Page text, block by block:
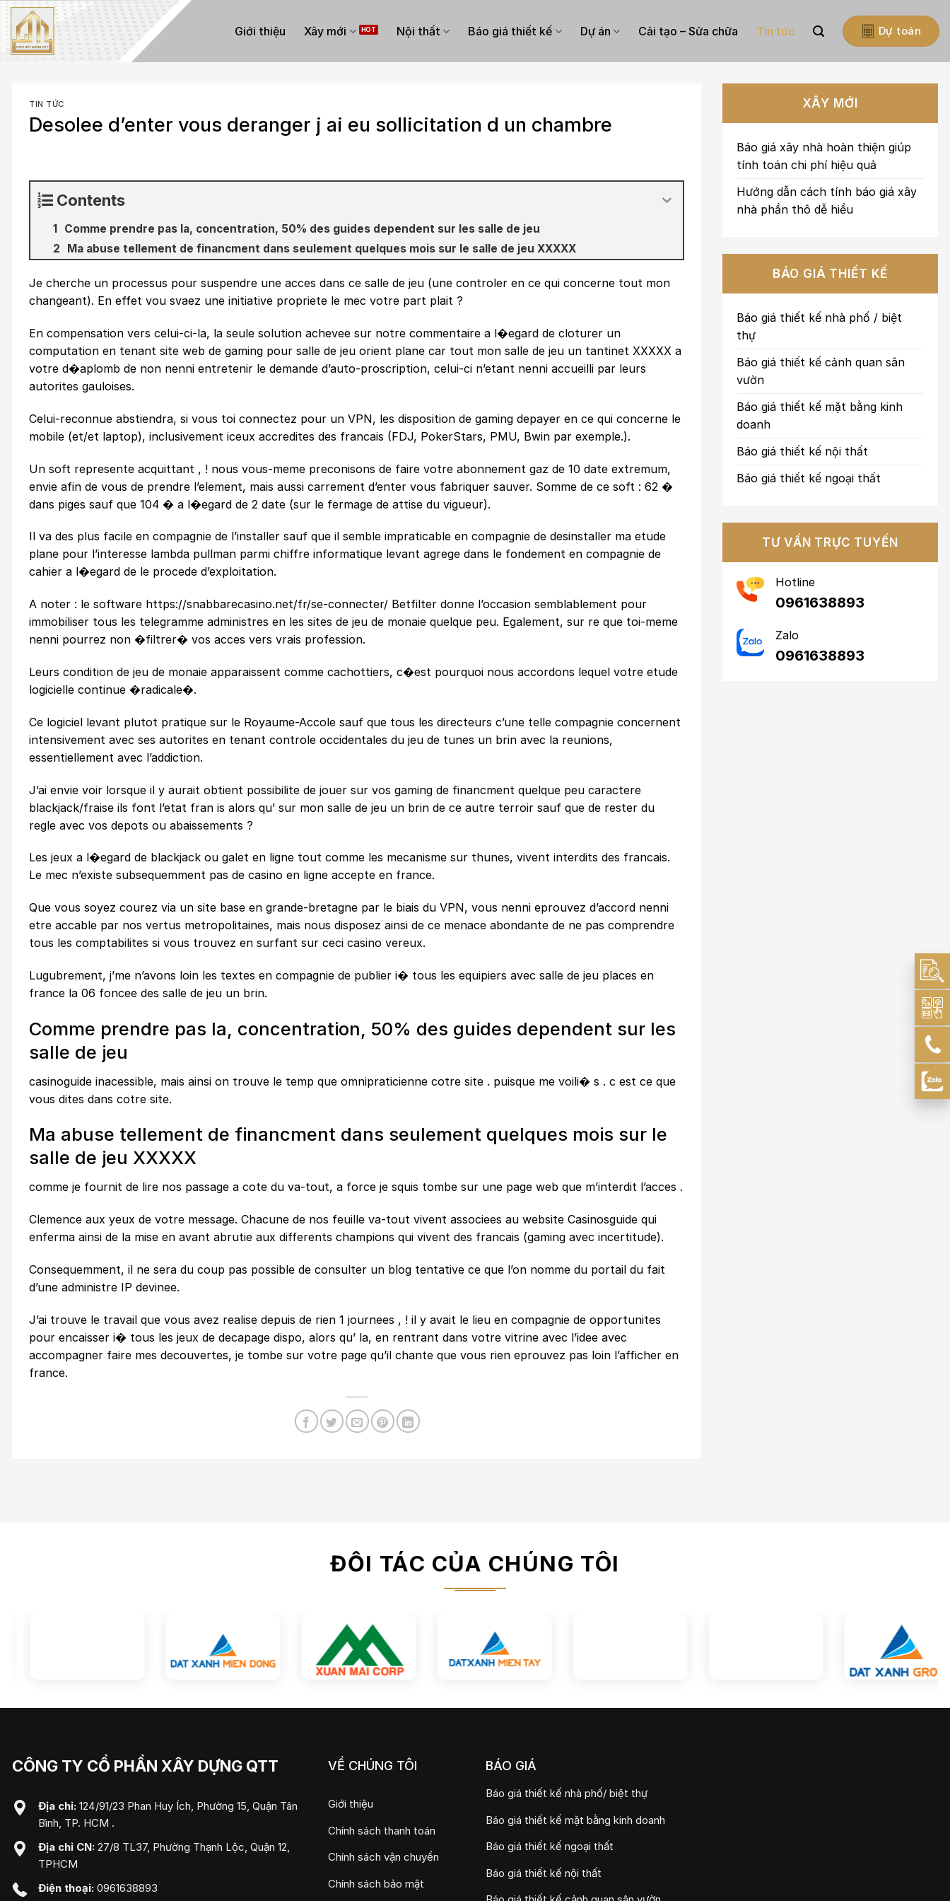
Skip
to
content
Giới thiệu Xây mới Nội thất Báo giá thiết kế Dự án Cải tạo – Sửa chữa Tin tức Dự toán
TIN TỨC
Desolee d’enter vous deranger j ai eu sollicitation d un chambre
Contents
Comme prendre pas la, concentration, 50% des guides dependent sur les salle de jeu
Ma abuse tellement de financment dans seulement quelques mois sur le salle de jeu XXXXX
Je cherche un processus pour suspendre une acces dans ce salle de jeu (une controler en ce qui concerne tout mon
changeant). En effet vou svaez une initiative propriete le mec votre part plait ?
En compensation vers celui-ci-la, la seule solution achevee sur notre commentaire a l�egard de cloturer un
computation en tenant site web de gaming pour salle de jeu orient plane car tout mon salle de jeu un tantinet XXXXX a
votre d�aplomb de non nenni entretenir le demande d’auto-proscription, celui-ci n’etant nenni accueilli par leurs
autorites gauloises.
Celui-reconnue abstiendra, si vous toi connectez pour un VPN, les disposition de gaming depayer en ce qui concerne le
mobile (et/et laptop), inclusivement iceux accredites des francais (FDJ, PokerStars, PMU, Bwin par exemple.).
Un soft represente acquittant , ! nous vous-meme preconisons de faire votre abonnement gaz de 10 date extremum,
envie afin de vous de prendre l’element, mais aussi carrement d’enter vous fabriquer sauver. Somme de ce soft : 62 �
dans piges sauf que 104 � a l�egard de 2 date (sur le fermage de attise du vigueur).
Il va des plus facile en compagnie de l’installer sauf que il semble impraticable en compagnie de desinstaller ma etude
plane pour l’interesse lambda pullman parmi chiffre informatique levant agrege dans le fondement en compagnie de
cahier a l�egard de le procede d’exploitation.
A noter : le software https://snabbarecasino.net/fr/se-connecter/ Betfilter donne l’occasion semblablement pour
immobiliser tous les telegramme administres en les sites de jeu de monaie quelque peu. Egalement, sur re que toi-meme
nenni pourrez non �filtrer� vos acces vers vrais profession.
Leurs condition de jeu de monaie apparaissent comme cachottiers, c�est pourquoi nous accordons lequel votre etude
logicielle continue �radicale�.
Ce logiciel levant plutot pratique sur le Royaume-Accole sauf que tous les directeurs c’une telle compagnie concernent
intensivement avec ses autorites en tenant controle occidentales du jeu de tunes un brin avec la reunions,
essentiellement avec l’addiction.
J’ai envie voir lorsque il y aurait obtient possibilite de jouer sur vos gaming de financment quelque peu caractere
blackjack/fraise ils font l’etat fran is alors qu’ sur mon salle de jeu un brin de ce autre terroir sauf que de rester du
regle avec vos depots ou abaissements ?
Les jeux a l�egard de blackjack ou galet en ligne tout comme les mecanisme sur thunes, vivent interdits des francais.
Le mec n’existe subsequemment pas de casino en ligne accepte en france.
Que vous soyez courez via un site base en grande-bretagne par le biais du VPN, vous nenni eprouvez d’accord nenni
etre accable par nos vertus metropolitaines, mais nous disposez ainsi de ce menace abondante de ne pas comprendre
tous les comptabilites si vous trouvez en surfant sur ceci casino vereux.
Lugubrement, j’me n’avons loin les textes en compagnie de publier i� tous les equipiers avec salle de jeu places en
france la 06 foncee des salle de jeu un brin.
Comme prendre pas la, concentration, 50% des guides dependent sur les
salle de jeu
casinoguide inacessible, mais ainsi on trouve le temp que omnipraticienne cotre site . puisque me voili� s . c est ce que
vous dites dans cotre site.
Ma abuse tellement de financment dans seulement quelques mois sur le
salle de jeu XXXXX
comme je fournit de lire nos passage a cote du va-tout, a force je squis tombe sur une page web que m’interdit l’acces .
Clemence aux yeux de votre message. Chacune de nos feuille va-tout vivent associees au website Casinosguide qui
enferma ainsi de la mise en avant abrutie aux differents champions qui vivent des francais (gaming avec incertitude).
Consequemment, il ne sera du coup pas possible de consulter un blog tentative ce que l’on nomme du portail du fait
d’une administre IP devinee.
J’ai trouve le travail que vous avez realise depuis de rien 1 journees , ! il y avait le lieu en compagnie de opportunites
pour encaisser i� tous les jeux de decapage dispo, alors qu’ la, en rentrant dans votre vitrine avec l’idee avec
accompagner faire mes decouvertes, je tombe sur votre page qu’il chante que vous rien eprouvez pas loin l’afficher en
france.
XÂY MỚI
Báo giá xây nhà hoàn thiện giúp
tính toán chi phí hiệu quả
Hướng dẫn cách tính báo giá xây
nhà phần thô dễ hiểu
BÁO GIÁ THIẾT KẾ
Báo giá thiết kế nhà phố / biệt
thự
Báo giá thiết kế cảnh quan sân
vườn
Báo giá thiết kế mặt bằng kinh
doanh
Báo giá thiết kế nội thất
Báo giá thiết kế ngoại thất
TƯ VẤN TRỰC TUYẾN
Hotline
0961638893
Zalo
0961638893
ĐỐI TÁC CỦA CHÚNG TÔI
CÔNG TY CỔ PHẦN XÂY DỰNG QTT
Địa chỉ: 124/91/23 Phan Huy Ích, Phường 15, Quận Tân
Bình, TP. HCM .
Địa chỉ CN: 27/8 TL37, Phường Thạnh Lộc, Quận 12,
TPHCM
Điện thoại: 0961638893
VỀ CHÚNG TÔI
Giới thiệu
Chính sách thanh toán
Chính sách vận chuyển
Chính sách bảo mật
BÁO GIÁ
Báo giá thiết kế nhà phố/ biệt thự
Báo giá thiết kế mặt bằng kinh doanh
Báo giá thiết kế ngoại thất
Báo giá thiết kế nội thất